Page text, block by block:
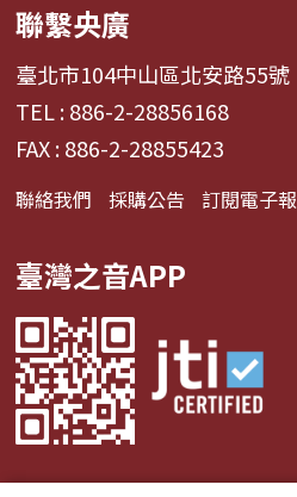
聯繫央廣
臺北市104中山區北安路55號
TEL : 886-2-28856168
FAX : 886-2-28855423
聯絡我們 採購公告 訂閱電子報
臺灣之音APP